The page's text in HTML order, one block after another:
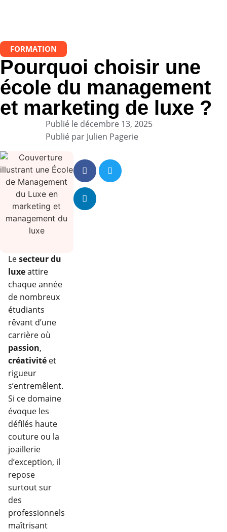
FORMATION
Pourquoi choisir une
école du management
et marketing de luxe ?
Publié le décembre 13, 2025
Publié par Julien Pagerie
Lesecteur du
luxeattire
chaque année
de nombreux
étudiants
rêvant d’une
carrière où
passion,
créativité et
rigueur
s’entremêlent.
Si ce domaine
évoque les
défilés haute
couture ou la
joaillerie
d’exception, il
repose
surtout sur
des
professionnels
maîtrisant